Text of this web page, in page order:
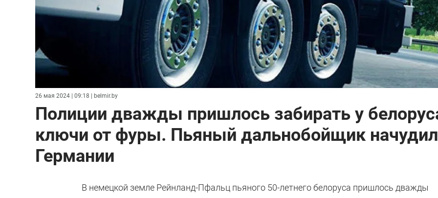
26 мая 2024 | 09:18 | belmir.by
Полиции дважды пришлось забирать у
ключи от фуры. Пьяный дальнобойщик
Германии
В немецкой земле Рейнланд-Пфальц пьяного 50-летнего белоруса пришлось дважды